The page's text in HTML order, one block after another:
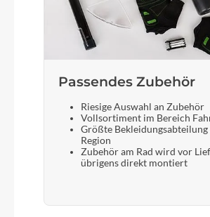
Laufradgröße
Schalthebel
Bremshebel
Ergonomisch geformte
Passendes Zubehör
Riesige Auswahl an Zubehör
Vollsortiment im Bereich
Größte Bekleidungsabteilung
Region
Zubehör am Rad wird vor
übrigens direkt montiert